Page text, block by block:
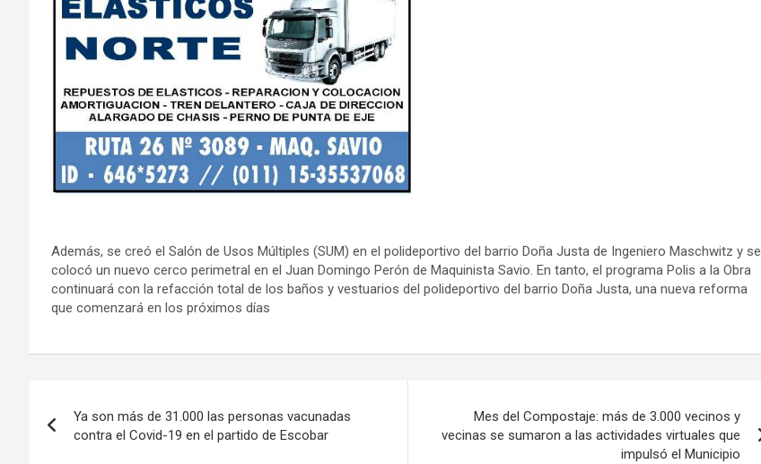
Además, se creó el Salón de Usos Múltiples (SUM) en el polideportivo del barrio Doña Justa de Ingeniero Maschwitz y se
colocó un nuevo cerco perimetral en el Juan Domingo Perón de Maquinista Savio. En tanto, el programa Polis a la Obra
continuará con la refacción total de los baños y vestuarios del polideportivo del barrio Doña Justa, una nueva reforma
que comenzará en los próximos días
de
Ya son más de 31.000 las personas vacunadas
contra el Covid-19 en el partido de Escobar
Mes del Compostaje: más de 3.000 vecinos y
vecinas se sumaron a las actividades virtuales que
impulsó el Municipio